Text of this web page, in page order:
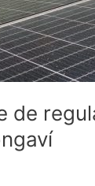
de